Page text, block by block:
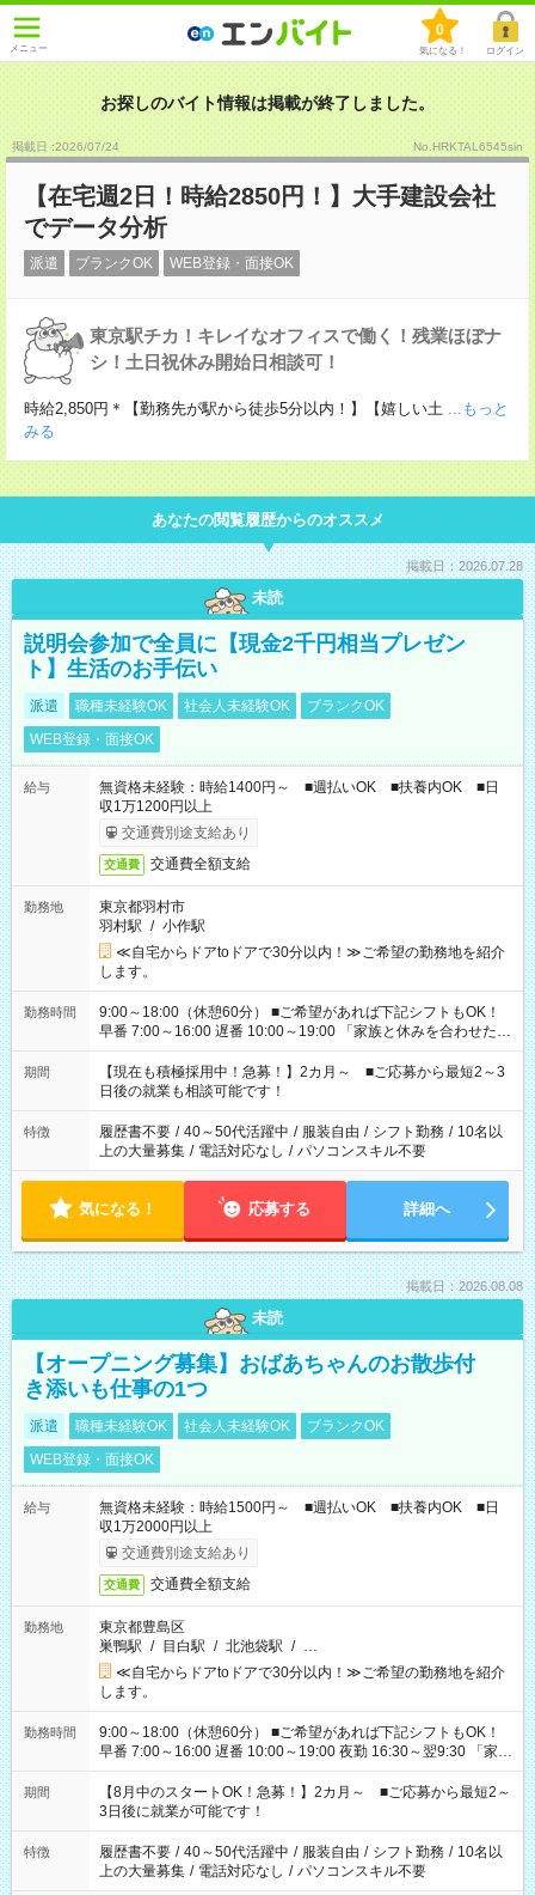
メニュー
0
気になる！ ログイン
お探しのバイト情報は掲載が終了しました。
掲載日 :2026/07/24 No.HRKTAL6545sin
【在宅週2日！時給2850円！】大手建設会社
でデータ分析
派遣 ブランクOK WEB登録・面接OK
東京駅チカ！キレイなオフィスで働く！残業ほぼナ
シ！土日祝休み開始日相談可！
時給2,850円＊【勤務先が駅から徒歩5分以内！】【嬉しい土 ...もっと
みる
あなたの閲覧履歴からのオススメ
掲載日：2026.07.28
未読
説明会参加で全員に【現金2千円相当プレゼン
ト】生活のお手伝い
派遣 職種未経験OK 社会人未経験OK
ブランクOK
WEB登録・面接OK
給与
無資格未経験：時給1400円～ ■週払いOK ■扶養内OK ■日
収1万1200円以上
交通費別途支給あり
交通費 交通費全額支給
勤務地
東京都羽村市
羽村駅 / 小作駅
≪自宅からドアtoドアで30分以内！≫ご希望の勤務地を紹介
します。
勤務時間
9:00～18:00（休憩60分） ■ご希望があれば下記シフトもOK！
早番 7:00～16:00 遅番 10:00～19:00 「家族と休みを合わせた
い」 「余裕を持って夕飯の準備がしたい」 「できれば残業はし
たくない」 など、ご希望を教えてくださいね。 ※Wワーク希望
の方へ 今ご覧のお仕事で希望する勤務時間と、もう1つのお仕事
の勤務時間。 合計で週40時間を超える場合は応募できません。
期間
【現在も積極採用中！急募！】2カ月～ ■ご応募から最短2～3
日後の就業も相談可能です！
特徴 履歴書不要 / 40～50代活躍中 / 服装自由 / シフト勤務 / 10名以
上の大量募集 / 電話対応なし / パソコンスキル不要
気になる！ 応募する 詳細へ
掲載日：2026.08.08
未読
【オープニング募集】おばあちゃんのお散歩付
き添いも仕事の1つ
派遣 職種未経験OK 社会人未経験OK
ブランクOK
WEB登録・面接OK
給与
無資格未経験：時給1500円～ ■週払いOK ■扶養内OK ■日
収1万2000円以上
交通費別途支給あり
交通費 交通費全額支給
勤務地
東京都豊島区
巣鴨駅 / 目白駅 / 北池袋駅 / …
≪自宅からドアtoドアで30分以内！≫ご希望の勤務地を紹介
します。
勤務時間
9:00～18:00（休憩60分） ■ご希望があれば下記シフトもOK！
早番 7:00～16:00 遅番 10:00～19:00 夜勤 16:30～翌9:30 「家族
と休みを合わせたい」 「余裕を持って夕飯の準備がしたい」
「できれば残業はしたくない」 など、ご希望を教えてください
ね。 ※Wワーク希望の方へ 今ご覧のお仕事で希望する勤務時間
と、もう1つのお仕事の勤務時間。 合計で週40時間を超える場
合は応募できません。
期間
【8月中のスタートOK！急募！】2カ月～ ■ご応募から最短2～
3日後に就業が可能です！
特徴 履歴書不要 / 40～50代活躍中 / 服装自由 / シフト勤務 / 10名以
上の大量募集 / 電話対応なし / パソコンスキル不要